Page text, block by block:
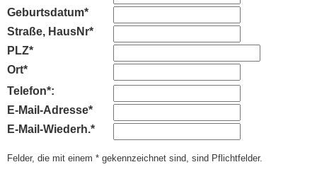
Geburtsdatum*
Straße, HausNr*
PLZ*
Ort*
Telefon*:
E-Mail-Adresse*
E-Mail-Wiederh.*
Felder, die mit einem * gekennzeichnet sind, sind Pflichtfelder.